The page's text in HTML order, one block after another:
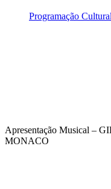
Programação Cultural
Apresentação Musical –
MONACO